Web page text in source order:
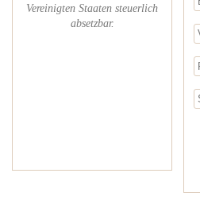
Vereinigten Staaten steuerlich
absetzbar.